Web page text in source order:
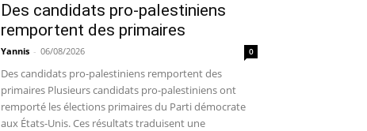
Des candidats pro-palestiniens
remportent des primaires
Yannis - 06/08/2026 0
Des candidats pro-palestiniens remportent des
primaires Plusieurs candidats pro-palestiniens ont
remporté les élections primaires du Parti démocrate
aux États-Unis. Ces résultats traduisent une